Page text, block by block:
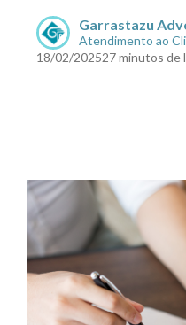
Garrastazu
Atendimento ao
18/02/202527 minutos de